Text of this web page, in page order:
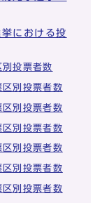
における投
投票者数
別投票者数
別投票者数
別投票者数
別投票者数
別投票者数
別投票者数